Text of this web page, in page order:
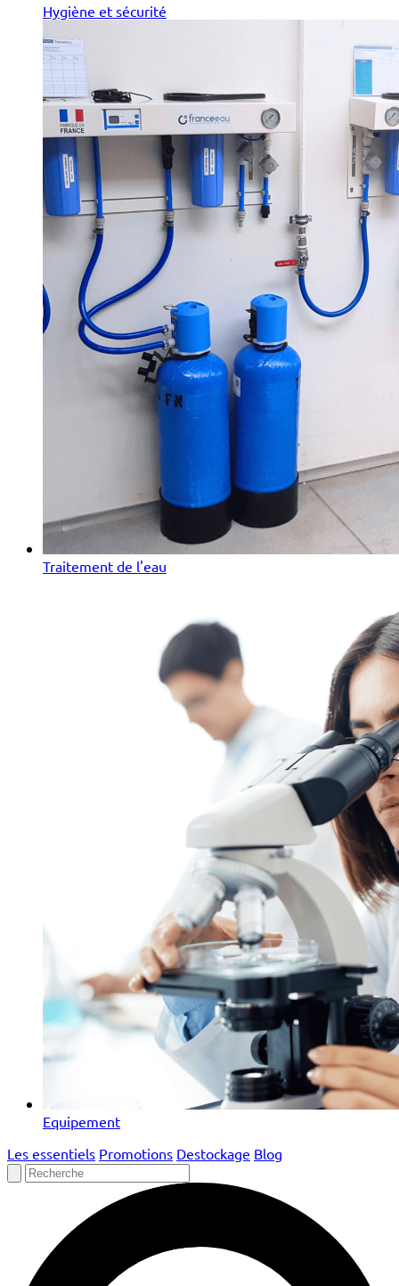
Hygiène et sécurité
Traitement de l'eau
Equipement
Les essentiels Promotions Destockage Blog